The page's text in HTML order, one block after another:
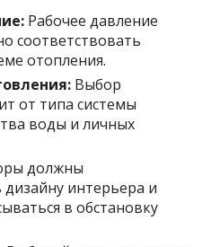
Рабочее давление
соответствовать
отопления.
Выбор
от типа системы
воды и личных
должны
дизайну интерьера и
в обстановку